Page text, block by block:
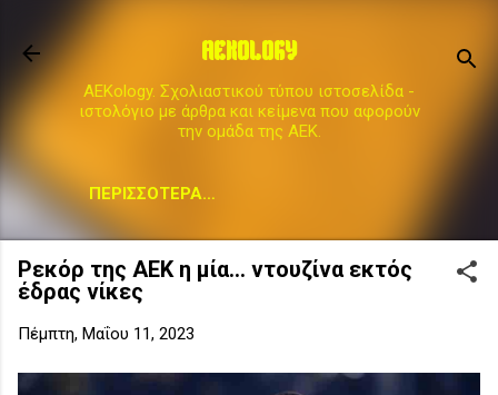
AEKOLOGY
AEKology. Σχολιαστικού τύπου ιστοσελίδα -
ιστολόγιο με άρθρα και κείμενα που αφορούν
την ομάδα της ΑΕΚ.
ΠΕΡΙΣΣΌΤΕΡΑ…
Ρεκόρ της ΑΕΚ η μία... ντουζίνα εκτός
έδρας νίκες
Πέμπτη, Μαΐου 11, 2023